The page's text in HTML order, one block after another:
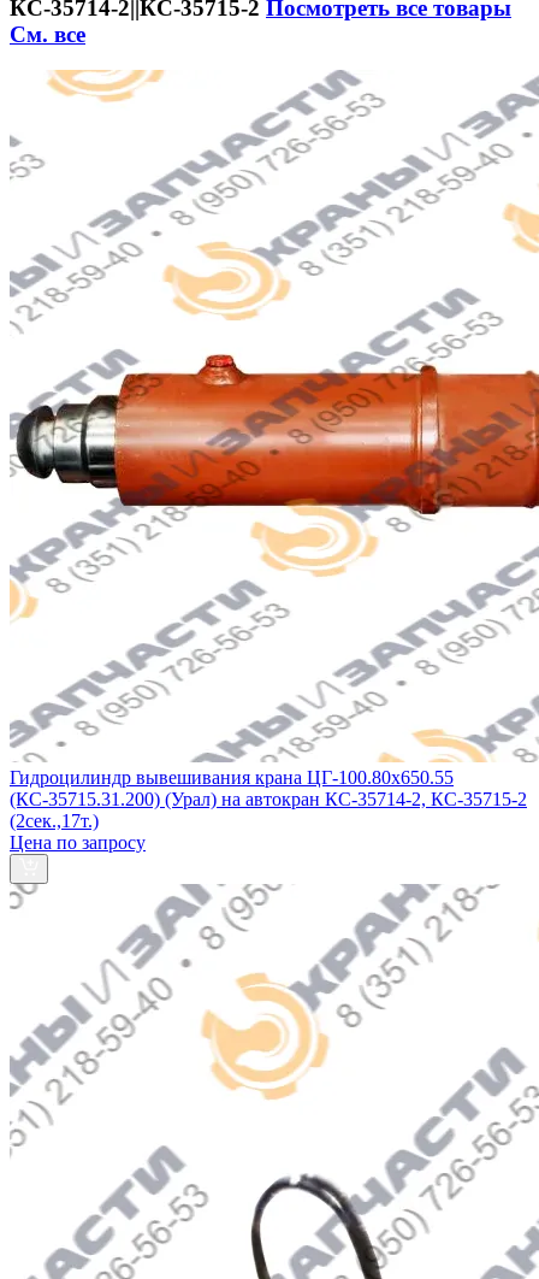
КС-35714-2||КС-35715-2 Посмотреть все товары
См. все
Гидроцилиндр вывешивания крана ЦГ-100.80х650.55
(КС-35715.31.200) (Урал) на автокран КС-35714-2, КС-35715-2
(2сек.,17т.)
Цена по запросу